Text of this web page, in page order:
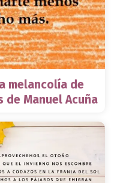
melancolía de
de Manuel Acuña